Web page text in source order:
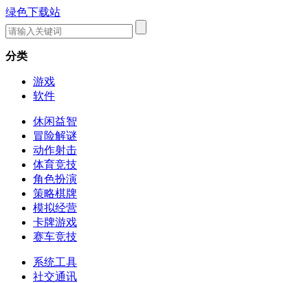
绿色下载站
分类
游戏
软件
休闲益智
冒险解谜
动作射击
体育竞技
角色扮演
策略棋牌
模拟经营
卡牌游戏
赛车竞技
系统工具
社交通讯